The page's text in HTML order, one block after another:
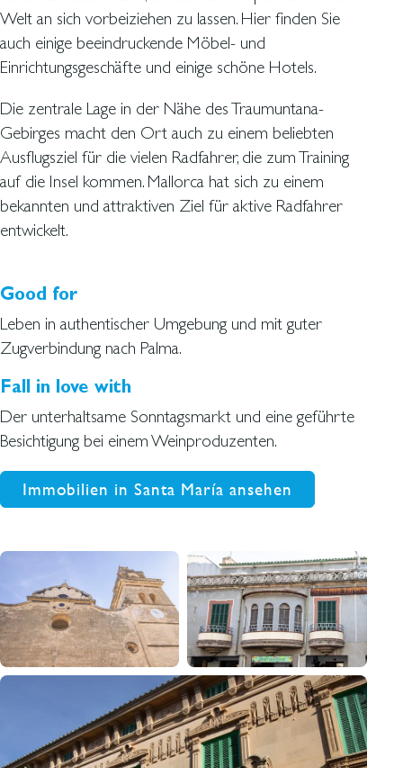
Welt an sich vorbeiziehen zu lassen. Hier finden Sie
auch einige beeindruckende Möbel- und
Einrichtungsgeschäfte und einige schöne Hotels.
Die zentrale Lage in der Nähe des Traumuntana-
Gebirges macht den Ort auch zu einem beliebten
Ausflugsziel für die vielen Radfahrer, die zum Training
auf die Insel kommen. Mallorca hat sich zu einem
bekannten und attraktiven Ziel für aktive Radfahrer
entwickelt.
Good for
Leben in authentischer Umgebung und mit guter
Zugverbindung nach Palma.
Fall in love with
Der unterhaltsame Sonntagsmarkt und eine geführte
Besichtigung bei einem Weinproduzenten.
Immobilien in Santa María ansehen